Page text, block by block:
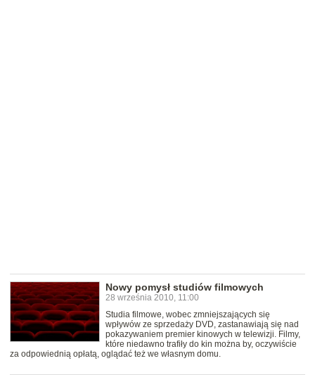
Nowy pomysł studiów filmowych
28 września 2010, 11:00
Studia filmowe, wobec zmniejszających się
wpływów ze sprzedaży DVD, zastanawiają się nad
pokazywaniem premier kinowych w telewizji. Filmy,
które niedawno trafiły do kin można by, oczywiście
za odpowiednią opłatą, oglądać też we własnym domu.